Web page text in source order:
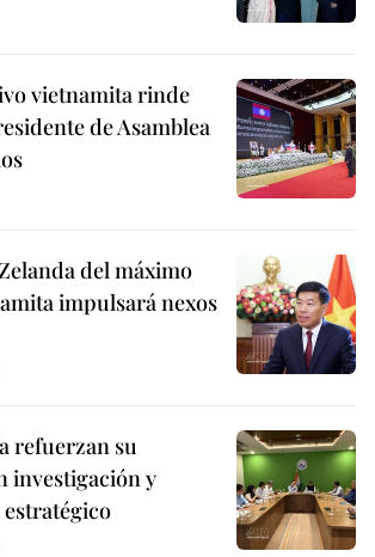
vietnamita rinde
de Asamblea
del máximo
impulsará nexos
refuerzan su
investigación y